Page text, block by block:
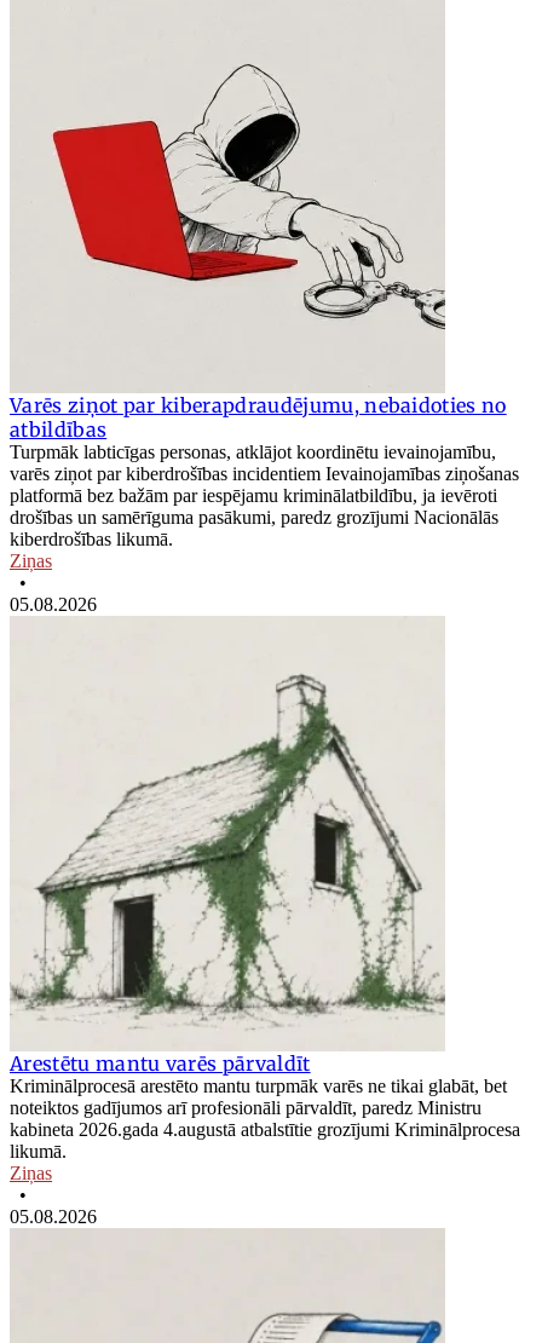
Varēs ziņot par kiberapdraudējumu, nebaidoties no
atbildības
Turpmāk labticīgas personas, atklājot koordinētu ievainojamību,
varēs ziņot par kiberdrošības incidentiem Ievainojamības ziņošanas
platformā bez bažām par iespējamu kriminālatbildību, ja ievēroti
drošības un samērīguma pasākumi, paredz grozījumi Nacionālās
kiberdrošības likumā.
Ziņas
•
05.08.2026
Arestētu mantu varēs pārvaldīt
Kriminālprocesā arestēto mantu turpmāk varēs ne tikai glabāt, bet
noteiktos gadījumos arī profesionāli pārvaldīt, paredz Ministru
kabineta 2026.gada 4.augustā atbalstītie grozījumi Kriminālprocesa
likumā.
Ziņas
•
05.08.2026